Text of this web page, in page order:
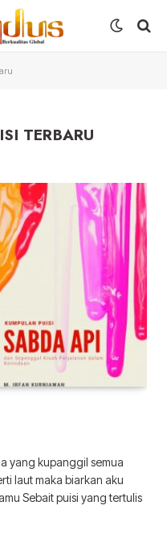
TERBARU
yang kupanggil semua
laut maka biarkan aku
Sebait puisi yang tertulis